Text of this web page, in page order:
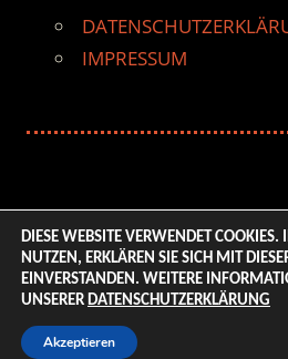
IMPRESSUM
© 2026 ENTERTAINMENT BASE
All Rights Reserved. | Based on
DIESE WEBSITE VERWENDET COOKIES.
NUTZEN, ERKLÄREN SIE SICH MIT
EINVERSTANDEN. WEITERE
UNSERER DATENSCHUTZERKLÄRUNG
Akzeptieren